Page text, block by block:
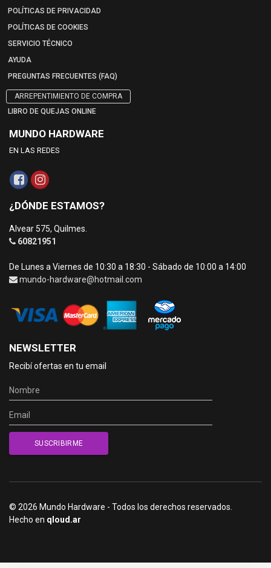
POLÍTICAS DE PRIVACIDAD
POLÍTICAS DE COOKIES
SERVICIO TÉCNICO
AYUDA
PREGUNTAS FRECUENTES (FAQ)
ARREPENTIMIENTO DE COMPRA
LIBRO DE QUEJAS ONLINE
MUNDO HARDWARE
EN LAS REDES
¿DÓNDE ESTAMOS?
Alvear 575, Quilmes.
60821951
De Lunes a Viernes de 10:30 a 18:30 - Sábado de 10:00 a 14:00
mundo-hardware@hotmail.com
NEWSLETTER
Recibí ofertas en tu email
© 2026 Mundo Hardware - Todos los derechos reservados.
Hecho en qloud.ar